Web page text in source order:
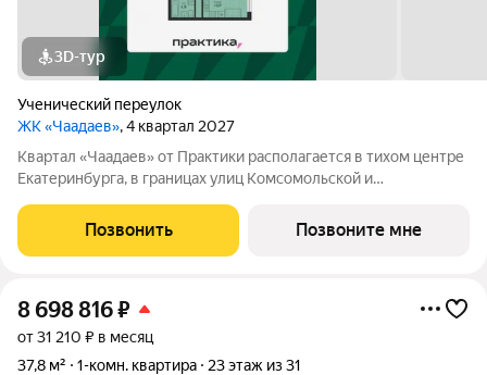
3D-тур
Ученический переулок
ЖК «Чаадаев», 4 квартал 2027
Квартал «Чаадаев» от Практики располагается в тихом центре
Екатеринбурга, в границах улиц Комсомольской и
предлагая резидентам тишину в центре города.В шаговой
доступности ведущие вузы, театры,
Позвонить Позвоните мне
8 698 816₽
от 31 210 ₽ в месяц
37,8 м²
1-комн. квартира 23 этаж из 31